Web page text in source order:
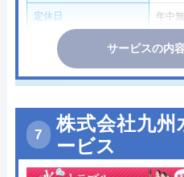
定休日 年中
サービスの内
株式会社九州
ービス